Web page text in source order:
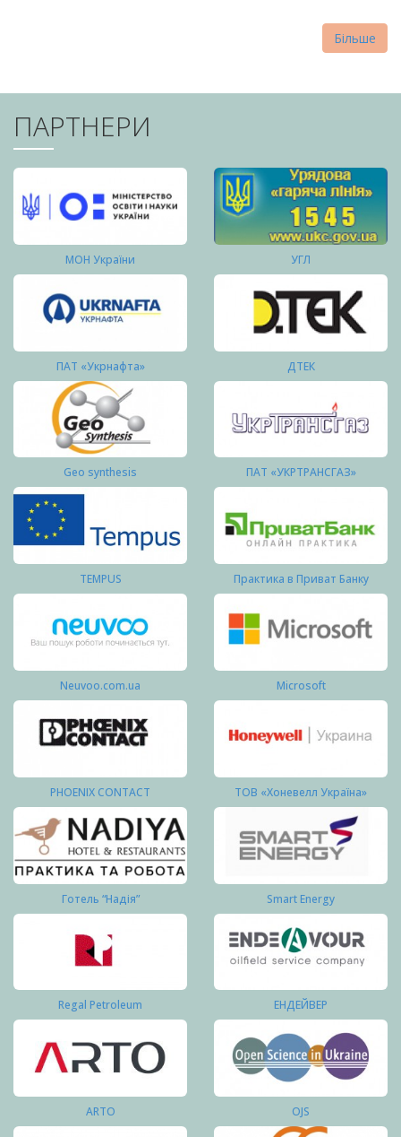
Більше
ПАРТНЕРИ
МОН України УГЛ
ПАТ «Укрнафта» ДТЕК
Geo synthesis ПАТ «УКРТРАНСГАЗ»
TEMPUS Практика в Приват Банку
Neuvoo.com.ua Microsoft
PHOENIX CONTACT ТОВ «Хоневелл Україна»
Готель “Надія” Smart Energy
Regal Petroleum ЕНДЕЙВЕР
ARTO OJS